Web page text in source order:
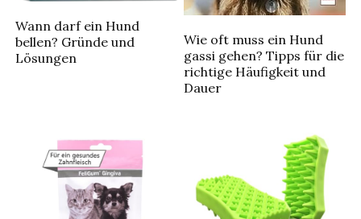
Wann darf ein Hund
bellen? Gründe und
Lösungen
Wie oft muss ein Hund
gassi gehen? Tipps für die
richtige Häufigkeit und
Dauer